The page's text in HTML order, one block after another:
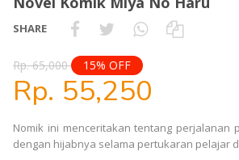
SHARE
Rp. 65,000 15% OFF
Rp. 55,250
Nomik ini menceritakan tentang perjalanan
dengan hijabnya selama pertukaran pelajar